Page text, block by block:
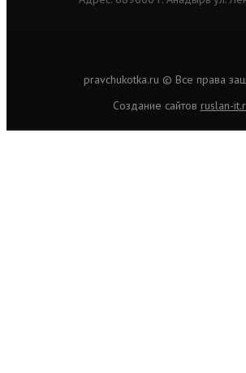
pravchukotka.ru © Все права
Cоздание сайтов ruslan-